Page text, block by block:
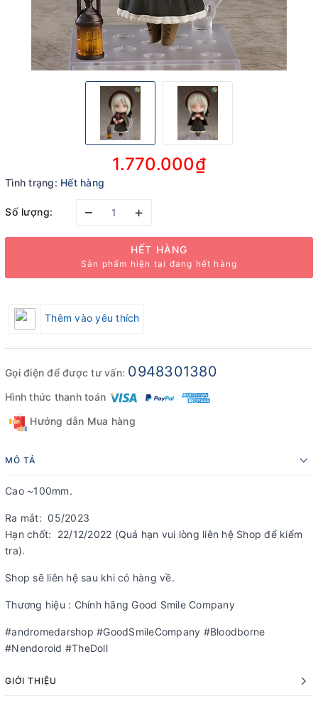
1.770.000₫
Tình trạng: Hết hàng
Số lượng: – +
HẾT HÀNG
Sản phẩm hiện tại đang hết hàng
Thêm vào yêu thích
Gọi điện để được tư vấn: 0948301380
Hình thức thanh toán
Hướng dẫn Mua hàng
MÔ TẢ
Cao ~100mm.
Ra mắt: 05/2023
Hạn chốt: 22/12/2022 (Quá hạn vui lòng liên hệ Shop để kiểm
tra).
Shop sẽ liên hệ sau khi có hàng về.
Thương hiệu : Chính hãng Good Smile Company
#andromedarshop #GoodSmileCompany #Bloodborne
#Nendoroid #TheDoll
GIỚI THIỆU